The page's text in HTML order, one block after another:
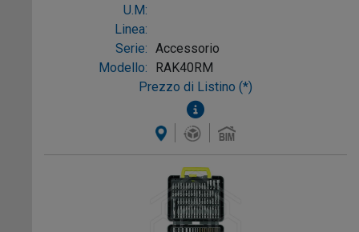
U.M:
Linea:
Serie: Accessorio
Modello:
RAK40RM
Prezzo di Listino (*)